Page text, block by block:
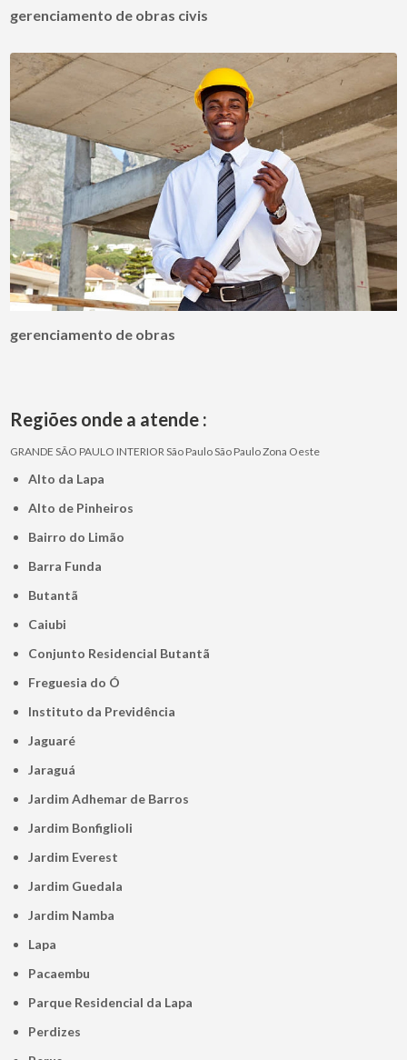
gerenciamento de obras civis
gerenciamento de obras
Regiões onde a atende :
GRANDE SÃO PAULO INTERIOR São PauloSão PauloZona Oeste
Alto da Lapa
Alto de Pinheiros
Bairro do Limão
Barra Funda
Butantã
Caiubi
Conjunto Residencial Butantã
Freguesia do Ó
Instituto da Previdência
Jaguaré
Jaraguá
Jardim Adhemar de Barros
Jardim Bonfiglioli
Jardim Everest
Jardim Guedala
Jardim Namba
Lapa
Pacaembu
Parque Residencial da Lapa
Perdizes